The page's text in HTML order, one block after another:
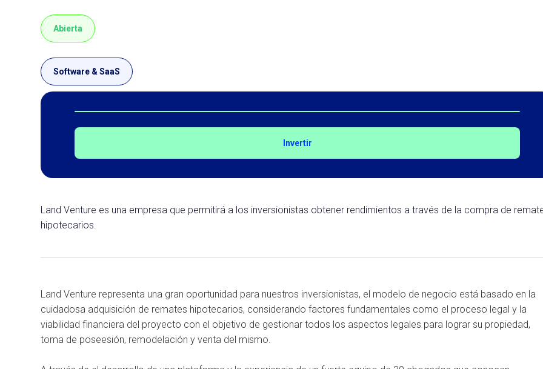
Abierta
Software & SaaS
Invertir
Land Venture es una empresa que permitirá a los inversionistas obtener rendimientos a través de la compra de
hipotecarios.
Land Venture representa una gran oportunidad para nuestros inversionistas, el modelo de negocio está basado en la
cuidadosa adquisición de remates hipotecarios, considerando factores fundamentales como el proceso legal y la
viabilidad financiera del proyecto con el objetivo de gestionar todos los aspectos legales para lograr su propiedad,
toma de poseesión, remodelación y venta del mismo.